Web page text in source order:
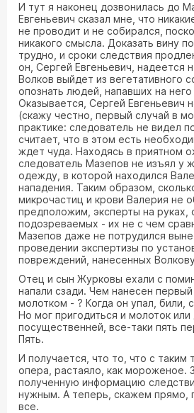
И тут я наконец дозвонилась до
Евгеньевич сказал мне, что
не проводит и не собирался,
никакого смысла. Доказать вину
трудно, и сроки следствия
он, Сергей Евгеньевич, надеется
Волков выйдет из вегетативного
опознать людей, напавших на
Оказывается, Сергей Евгеньевич
(скажу честно, первый случай в
практике: следователь не видел
считает, что в этом есть
ждет чуда. Находясь в приятном
следователь Мазепов не изъял у
одежду, в которой находился
нападения. Таким образом,
микрочастиц и крови Валерия не
предположим, эксперты на руках,
подозреваемых - их не с чем
Мазепов даже не потрудился
проведении экспертизы по
повреждений, нанесенных
Отец и сын Журковы ехали с
напали сзади. Чем нанесен первый
молотком - ? Когда он упал, били,
Но мог пригодиться и молоток
посущественней, все-таки пять
Пять.
И получается, что то, что с таким
опера, растаяло, как мороженое.
полученную информацию
нужным. А теперь, скажем прямо,
все.